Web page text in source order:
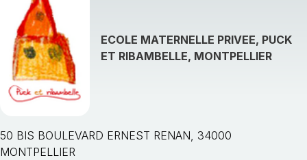
ECOLE MATERNELLE PRIVEE, PUCK
ET RIBAMBELLE, MONTPELLIER
50 BIS BOULEVARD ERNEST RENAN, 34000
MONTPELLIER